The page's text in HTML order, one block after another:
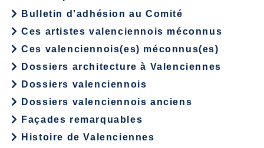
Bulletin d'adhésion au Comité
Ces artistes valenciennois méconnus
Ces valenciennois(es) méconnus(es)
Dossiers architecture à Valenciennes
Dossiers valenciennois
Dossiers valenciennois anciens
Façades remarquables
Histoire de Valenciennes